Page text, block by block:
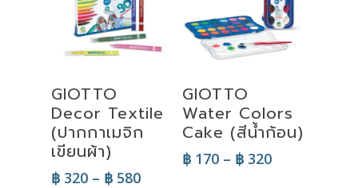
Select
Options
GIOTTO
Decor Textile
(ปากกาเมจิก
เขียนผ้า)
฿ 320 – ฿ 580Price
Select
Options
GIOTTO
Water Colors
Cake (สีน้ำก้อน)
฿170 – ฿320Price